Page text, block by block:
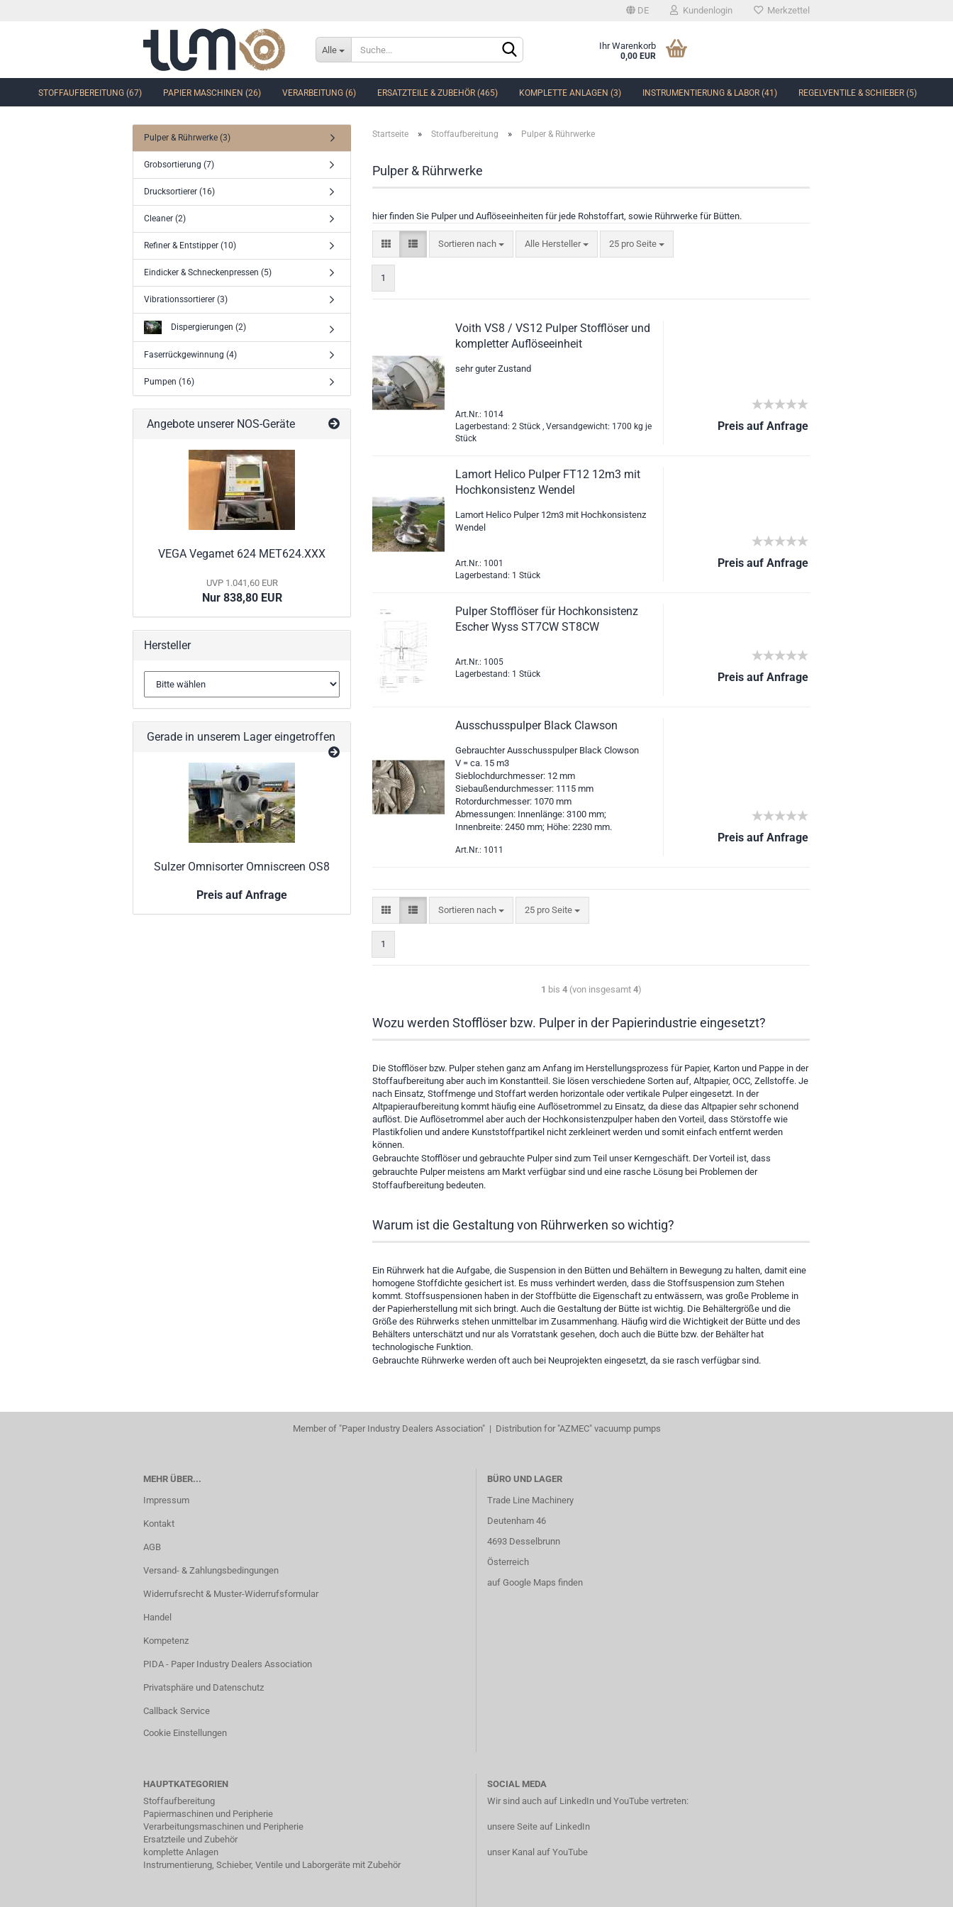
DE
Sprache auswählen
Lieferland
Kundenlogin
Passwort vergessen?
Merkzettel
Alle Ihr Warenkorb
0,00 EUR
STOFFAUFBEREITUNG (67) PAPIER MASCHINEN (26) VERARBEITUNG (6) ERSATZTEILE & ZUBEHÖR (465) KOMPLETTE ANLAGEN (3) INSTRUMENTIERUNG & LABOR (41) REGELVENTILE & SCHIEBER (5)
Startseite » Stoffaufbereitung » Pulper & Rührwerke
Pulper & Rührwerke
hier finden Sie Pulper und Auflöseeinheiten für jede Rohstoffart, sowie Rührwerke für Bütten.
Sortieren nach Alle Hersteller 25 pro Seite
1
Voith VS8 / VS12 Pulper Stofflöser und
kompletter Auflöseeinheit
sehr guter Zustand
Art.Nr.: 1014
Lagerbestand: 2 Stück , Versandgewicht: 1700 kg je
Stück
Preis auf Anfrage
Lamort Helico Pulper FT12 12m3 mit
Hochkonsistenz Wendel
Lamort Helico Pulper 12m3 mit Hochkonsistenz
Wendel
Art.Nr.: 1001
Lagerbestand: 1 Stück
Preis auf Anfrage
Pulper Stofflöser für Hochkonsistenz
Escher Wyss ST7CW ST8CW
Art.Nr.: 1005
Lagerbestand: 1 Stück
Preis auf Anfrage
Ausschusspulper Black Clawson
Gebrauchter Ausschusspulper Black Clowson
V = ca. 15 m3
Sieblochdurchmesser: 12 mm
Siebaußendurchmesser: 1115 mm
Rotordurchmesser: 1070 mm
Abmessungen: Innenlänge: 3100 mm;
Innenbreite: 2450 mm; Höhe: 2230 mm.
Art.Nr.: 1011
Preis auf Anfrage
Sortieren nach 25 pro Seite
1
1 bis 4(von insgesamt 4)
Wozu werden Stofflöser bzw. Pulper in der Papierindustrie eingesetzt?
Die Stofflöser bzw. Pulper stehen ganz am Anfang im Herstellungsprozess für Papier, Karton und Pappe in der
Stoffaufbereitung aber auch im Konstantteil. Sie lösen verschiedene Sorten auf, Altpapier, OCC, Zellstoffe. Je
nach Einsatz, Stoffmenge und Stoffart werden horizontale oder vertikale Pulper eingesetzt. In der
Altpapieraufbereitung kommt häufig eine Auflösetrommel zu Einsatz, da diese das Altpapier sehr schonend
auflöst. Die Auflösetrommel aber auch der Hochkonsistenzpulper haben den Vorteil, dass Störstoffe wie
Plastikfolien und andere Kunststoffpartikel nicht zerkleinert werden und somit einfach entfernt werden
können.
Gebrauchte Stofflöser und gebrauchte Pulper sind zum Teil unser Kerngeschäft. Der Vorteil ist, dass
gebrauchte Pulper meistens am Markt verfügbar sind und eine rasche Lösung bei Problemen der
Stoffaufbereitung bedeuten.
Warum ist die Gestaltung von Rührwerken so wichtig?
Ein Rührwerk hat die Aufgabe, die Suspension in den Bütten und Behältern in Bewegung zu halten, damit eine
homogene Stoffdichte gesichert ist. Es muss verhindert werden, dass die Stoffsuspension zum Stehen
kommt. Stoffsuspensionen haben in der Stoffbütte die Eigenschaft zu entwässern, was große Probleme in
der Papierherstellung mit sich bringt. Auch die Gestaltung der Bütte ist wichtig. Die Behältergröße und die
Größe des Rührwerks stehen unmittelbar im Zusammenhang. Häufig wird die Wichtigkeit der Bütte und des
Behälters unterschätzt und nur als Vorratstank gesehen, doch auch die Bütte bzw. der Behälter hat
technologische Funktion.
Gebrauchte Rührwerke werden oft auch bei Neuprojekten eingesetzt, da sie rasch verfügbar sind.
Pulper & Rührwerke (3)
Grobsortierung (7)
Drucksortierer (16)
Cleaner (2)
Refiner & Entstipper (10)
Eindicker & Schneckenpressen (5)
Vibrationssortierer (3)
Dispergierungen (2)
Faserrückgewinnung (4)
Pumpen (16)
Angebote unserer NOS-Geräte
VEGA Vegamet 624 MET624.XXX
UVP 1.041,60 EUR
Nur 838,80 EUR
Hersteller
Gerade in unserem Lager eingetroffen
Sulzer Omnisorter Omniscreen OS8
Preis auf Anfrage
Member of "Paper Industry Dealers Association" | Distribution for "AZMEC" vacuump pumps
MEHR ÜBER...
Impressum
Kontakt
AGB
Versand- & Zahlungsbedingungen
Widerrufsrecht & Muster-Widerrufsformular
Handel
Kompetenz
PIDA - Paper Industry Dealers Association
Privatsphäre und Datenschutz
Callback Service
Cookie Einstellungen
BÜRO UND LAGER
Trade Line Machinery
Deutenham 46
4693 Desselbrunn
Österreich
auf Google Maps finden
HAUPTKATEGORIEN
Stoffaufbereitung
Papiermaschinen und Peripherie
Verarbeitungsmaschinen und Peripherie
Ersatzteile und Zubehör
komplette Anlagen
Instrumentierung, Schieber, Ventile und Laborgeräte mit Zubehör
SOCIAL MEDA
Wir sind auch auf LinkedIn und YouTube vertreten:
unsere Seite auf LinkedIn
unser Kanal auf YouTube